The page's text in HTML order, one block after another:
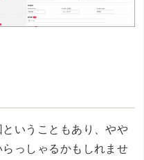
いうこともあり、やや
っしゃるかもしれませ